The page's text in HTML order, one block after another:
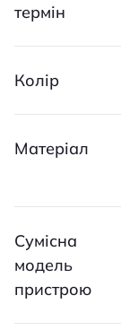
термін
Колір
Матеріал
Сумісна
модель
пристрою